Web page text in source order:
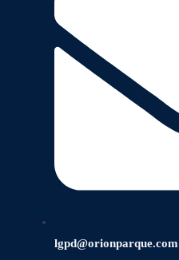
lgpd@orionparque.com